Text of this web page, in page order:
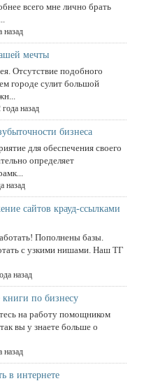
всего мне лично брать
назад
мечты
Отсутствие подобного
городе сулит большой
года назад
бизнеса
для обеспечения своего
определяет
назад
сайтов крауд-ссылками
Пополнены базы.
с узкими нишами. Наш ТГ
назад
по бизнесу
на работу помощником
вы у знаете больше о
назад
в интернете